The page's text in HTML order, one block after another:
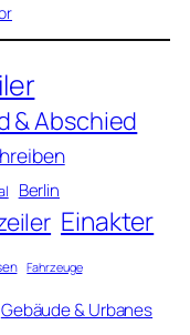
& Abschied
Berlin
Einakter
Fahrzeuge
Gebäude & Urbanes